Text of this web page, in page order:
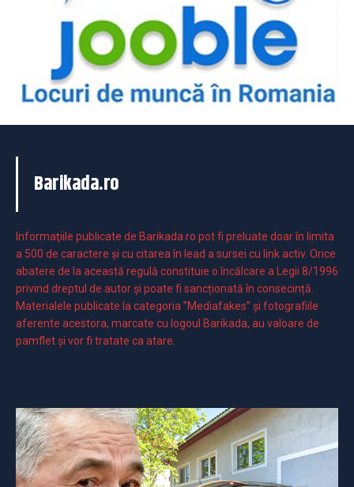
Barikada.ro
Informaţiile publicate de Barikada.ro pot fi preluate doar în limita
a 500 de caractere şi cu citarea în lead a sursei cu link activ. Orice
abatere de la această regulă constituie o încălcare a Legii 8/1996
privind dreptul de autor și poate fi sancționată în consecință.
Materialele publicate la categoria ”Mediafakes” și fotografiile
aferente acestora, marcate cu logoul Barikada, au valoare de
pamflet și vor fi tratate ca atare.